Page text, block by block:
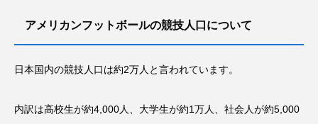
アメリカンフットボールの競技人口について
日本国内の競技人口は約2万人と言われています。
内訳は高校生が約4,000人、大学生が約1万人、社会人が約5,000